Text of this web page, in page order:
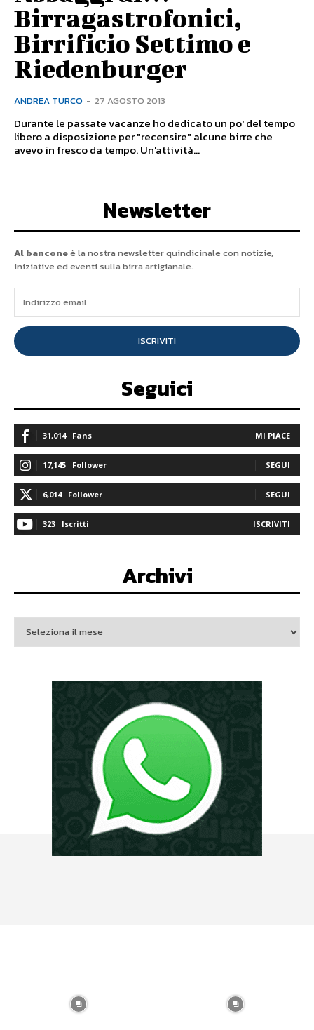
Birragastrofonici,
Birrificio Settimo e
Riedenburger
ANDREA TURCO - 27 AGOSTO 2013
Durante le passate vacanze ho dedicato un po' del tempo
libero a disposizione per "recensire" alcune birre che
avevo in fresco da tempo. Un'attività...
Newsletter
Al banconeè la nostra newsletter quindicinale con notizie,
iniziative ed eventi sulla birra artigianale.
ISCRIVITI
Seguici
31,014 Fans MI PIACE
17,145 Follower SEGUI
6,014 Follower SEGUI
323 Iscritti ISCRIVITI
Archivi